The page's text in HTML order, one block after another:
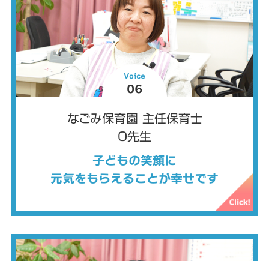
Voice
06
なごみ保育園 主任保育士
O先生
子どもの笑顔に
元気をもらえることが幸せです